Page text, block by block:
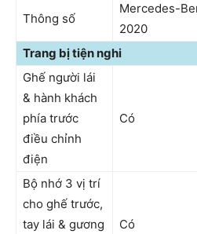
Thông số
Mercedes-
2020
Trang bị tiện nghi
Ghế người lái
& hành khách
phía trước
điều chỉnh
điện
Có
Bộ nhớ 3 vị trí
cho ghế trước,
tay lái & gương
Có